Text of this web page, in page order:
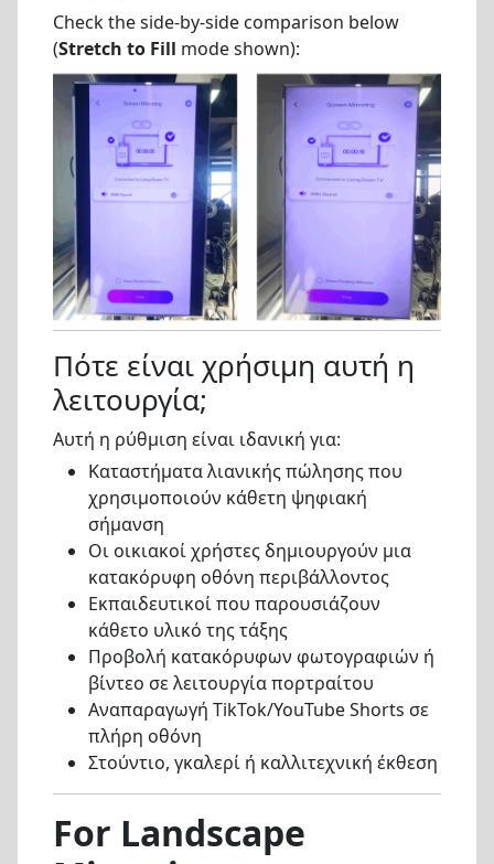
Check the side-by-side comparison below
(Stretch to Fill mode shown):
Πότε είναι χρήσιμη αυτή η
λειτουργία;
Αυτή η ρύθμιση είναι ιδανική για:
Καταστήματα λιανικής πώλησης που
χρησιμοποιούν κάθετη ψηφιακή
σήμανση
Οι οικιακοί χρήστες δημιουργούν μια
κατακόρυφη οθόνη περιβάλλοντος
Εκπαιδευτικοί που παρουσιάζουν
κάθετο υλικό της τάξης
Προβολή κατακόρυφων φωτογραφιών ή
βίντεο σε λειτουργία πορτραίτου
Αναπαραγωγή TikTok/YouTube Shorts σε
πλήρη οθόνη
Στούντιο, γκαλερί ή καλλιτεχνική έκθεση
For Landscape